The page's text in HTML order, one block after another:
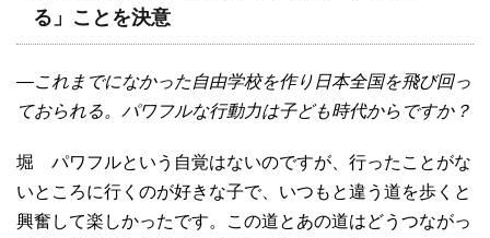
る」ことを決意
―これまでになかった自由学校を作り日本全国を飛び回っ
ておられる。パワフルな行動力は子ども時代からですか？
堀 パワフルという自覚はないのですが、行ったことがな
いところに行くのが好きな子で、いつもと違う道を歩くと
興奮して楽しかったです。この道とあの道はどうつながっ